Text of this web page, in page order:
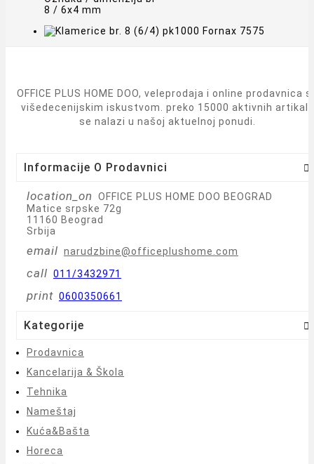
8 / 6x4 mm
OFFICE PLUS HOME DOO, veleprodaja i online prodavnica
višedecenijskim iskustvom. preko 15000 aktivnih artikala
se nalazi u našoj aktuelnoj ponudi.
Informacije O Prodavnici 
location_on
OFFICE PLUS HOME DOO BEOGRAD
Matice srpske 72g
11160 Beograd
Srbija
email narudzbine@officeplushome.com
call 011/3432971
print 0600350661
Kategorije 
Prodavnica
Kancelarija & Škola
Tehnika
Nameštaj
Kuća&Bašta
Horeca